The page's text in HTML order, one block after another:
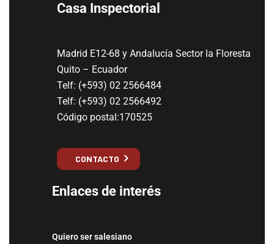
Casa Inspectorial
Madrid E12-68 y Andalucía Sector la Floresta
Quito – Ecuador
Telf: (+593) 02 2566484
Telf: (+593) 02 2566492
Código postal:170525
CONTACTO
Enlaces de interés
Quiero ser salesiano